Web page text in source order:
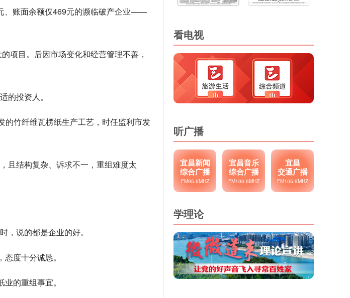
、账面余额仅469元的濒临破产企业——
项目。后因市场变化和经营管理不善，
的投资人。
的竹纤维瓦楞纸生产工艺，时任监利市发
且结构复杂、诉求不一，重组难度太
说的都是企业的好。
度十分诚恳。
的重组事宜。
看电视
听广播
宜昌新闻
综合广播
FM95.6MHZ
宜昌音乐
综合广播
FM100.6MHZ
宜昌
交通广播
FM105.9MHZ
学理论